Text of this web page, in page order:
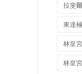
拉斐
東達
林皇
林皇